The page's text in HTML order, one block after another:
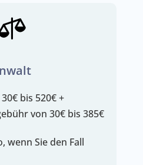
bis 520€ +
von 30€ bis 385€
wenn Sie den Fall